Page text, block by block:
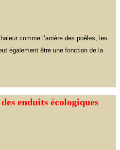
comme l’arrière des poêles, les
également être une fonction de la
enduits écologiques